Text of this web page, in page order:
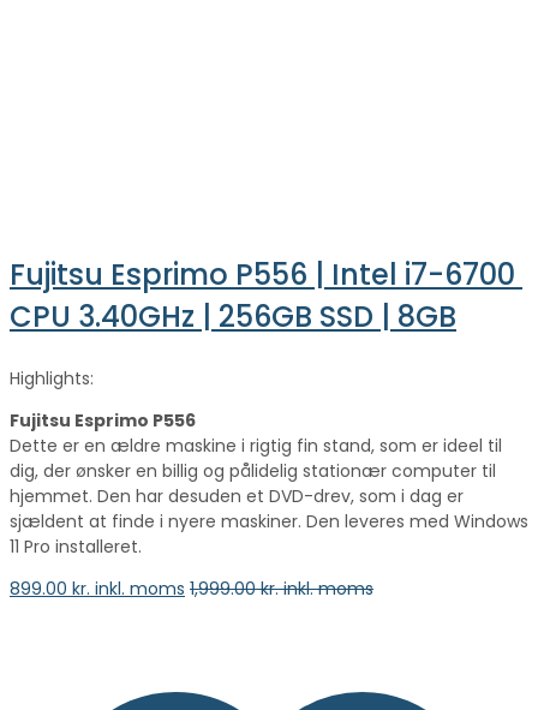
Fujitsu Esprimo P556 | Intel i7-6700
CPU 3.40GHz | 256GB SSD | 8GB
Highlights:
Fujitsu Esprimo P556
Dette er en ældre maskine i rigtig fin stand, som er ideel til
dig, der ønsker en billig og pålidelig stationær computer til
hjemmet. Den har desuden et DVD-drev, som i dag er
sjældent at finde i nyere maskiner. Den leveres med Windows
11 Pro installeret.
899.00 kr. inkl. moms 1,999.00kr. inkl. moms